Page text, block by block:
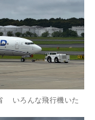
いろんな飛行機いた